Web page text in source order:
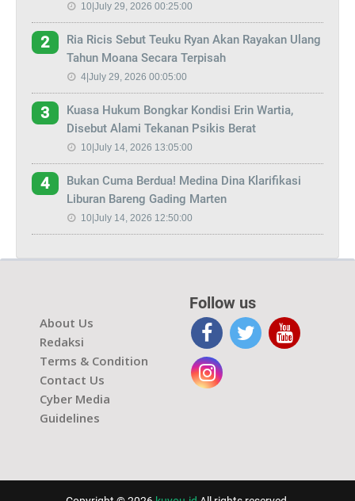
10|July 29, 2026 00:25:00
2
Ria Ricis Sebut Teuku Ryan Akan Rayakan Ulang
Tahun Moana Secara Terpisah
4|July 29, 2026 00:05:00
3
Kuasa Hukum Bongkar Kondisi Erin Wartia,
Disebut Alami Tekanan Psikis Berat
10|July 14, 2026 13:05:00
4
Bukan Cuma Berdua! Medina Dina Klarifikasi
Liburan Bareng Gading Marten
10|July 14, 2026 12:50:00
About Us
Redaksi
Terms & Condition
Contact Us
Cyber Media
Guidelines
Follow us